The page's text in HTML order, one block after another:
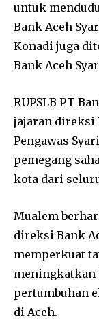
untuk
Bank Aceh
Konadi juga
Bank Aceh
RUPSLB PT
jajaran direksi
Pengawas
pemegang
kota dari
Mualem
direksi Bank
memperkuat
meningkatkan
pertumbuhan
di Aceh.